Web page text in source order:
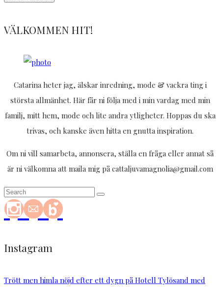
VÄLKOMMEN HIT!
Catarina heter jag, älskar inredning, mode & vackra ting i
största allmänhet. Här får ni följa med i min vardag med min
familj, mitt hem, mode och lite andra ytligheter. Hoppas du ska
trivas, och kanske även hitta en gnutta inspiration.
Om ni vill samarbeta, annonsera, ställa en fråga eller annat så
är ni välkomna att maila mig på cattaljuvamagnolia@gmail.com
Instagram
Trött men himla nöjd efter ett dygn på Hotell Tylösand med